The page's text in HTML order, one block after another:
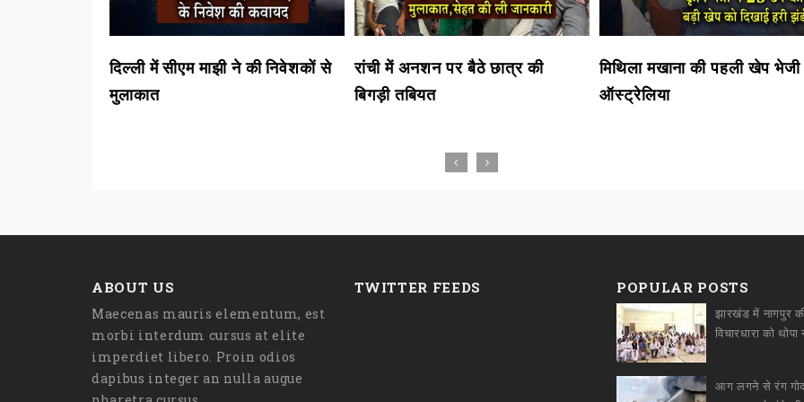
दिल्ली में सीएम माझी ने की निवेशकों से
मुलाकात
रांची में अनशन पर बैठे छात्र की
बिगड़ी तबियत
मिथिला मखाना की पहली खेप
ऑस्ट्रेलिया
ABOUT US
Maecenas mauris elementum, est
morbi interdum cursus at elite
imperdiet libero. Proin odios
dapibus integer an nulla augue
TWITTER FEEDS POPULAR POSTS
झारखंड में नागपुर
आग लगने से रंग